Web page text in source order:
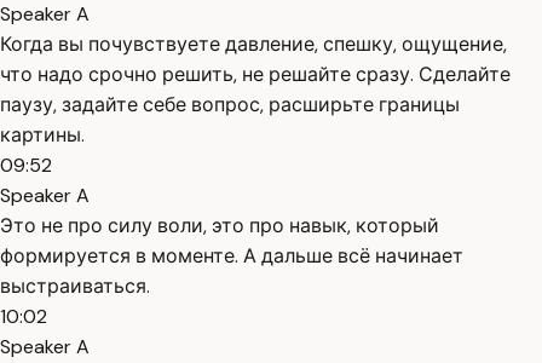
Speaker A
Когда вы почувствуете давление, спешку, ощущение,
что надо срочно решить, не решайте сразу. Сделайте
паузу, задайте себе вопрос, расширьте границы
картины.
09:52
Speaker A
Это не про силу воли, это про навык, который
формируется в моменте. А дальше всё начинает
выстраиваться.
10:02
Speaker A